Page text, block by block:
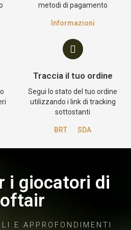
metodi di pagamento
Informazioni
Traccia il tuo ordine
Segui lo stato del tuo ordine
utilizzando i link di tracking
sottostanti
BRT SDA
i giocatori di
E APPROFONDIMENTI